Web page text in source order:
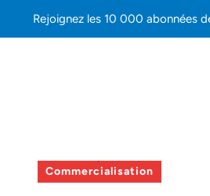
Rejoignez les 10 000 abonnées
Commercialisation